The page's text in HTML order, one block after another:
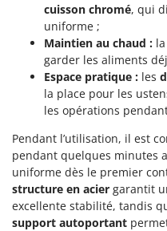
Machines pour la
Machines sous vide
Motobineuses
Motoculteurs
Motofaucheuses
Moulins à céréales
Moulins à farine
N
Nettoyeurs et Balais
Famur
FARMER
FBC
Ferrari Group
Ferroni
Ferrua
FIAC
FIEM
Fimar
cuisson chromé, qui
uniforme ;
Maintien au chaud : la
garder les aliments
Espace pratique : les
la place pour les
les opérations
Pendant l’utilisation, il est
pendant quelques minutes
uniforme dès le premier
structure en acier garantit
excellente stabilité, tandis
support autoportant